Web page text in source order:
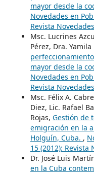
mayor desde la
Novedades en
Revista
Msc. Lucrines
Pérez, Dra.
mayor desde la
Novedades en
Revista
Msc. Félix A.
Diez, Lic. Rafael
Rojas, Gestión de
emigración en la
Holguín, Cuba. ,
15 (2012): Revista
Dr. José Luis
en la Cuba